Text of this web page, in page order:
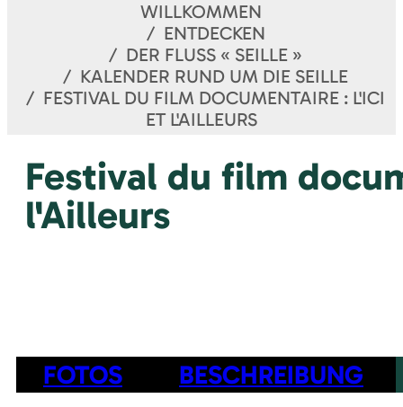
WILLKOMMEN
ENTDECKEN
DER FLUSS « SEILLE »
KALENDER RUND UM DIE SEILLE
FESTIVAL DU FILM DOCUMENTAIRE : L'ICI
ET L'AILLEURS
Festival du film
l'Ailleurs
FOTOS BESCHREIBUNG